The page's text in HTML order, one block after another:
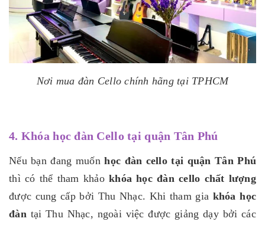
Nơi mua đàn Cello chính hãng tại TPHCM
4. Khóa học đàn Cello tại quận Tân Phú
Nếu bạn đang muốnhọc đàn cello tại quận Tân Phú
thì có thể tham khảo khóa học đàn cello chất lượng
được cung cấp bởi Thu Nhạc. Khi tham gia khóa học
đàntại Thu Nhạc, ngoài việc được giảng dạy bởi các